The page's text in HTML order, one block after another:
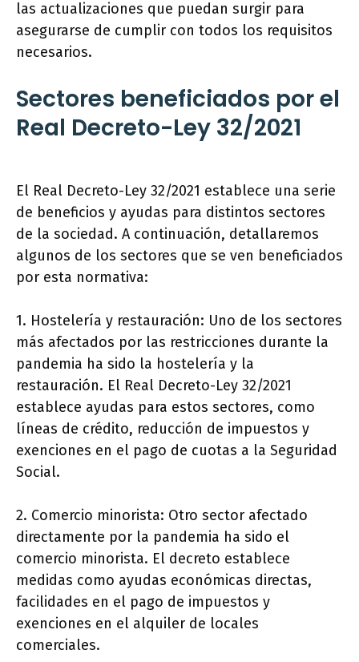
las actualizaciones que puedan surgir para
asegurarse de cumplir con todos los requisitos
necesarios.
Sectores beneficiados por el
Real Decreto-Ley 32/2021
El Real Decreto-Ley 32/2021 establece una serie
de beneficios y ayudas para distintos sectores
de la sociedad. A continuación, detallaremos
algunos de los sectores que se ven beneficiados
por esta normativa:
1. Hostelería y restauración: Uno de los sectores
más afectados por las restricciones durante la
pandemia ha sido la hostelería y la
restauración. El Real Decreto-Ley 32/2021
establece ayudas para estos sectores, como
líneas de crédito, reducción de impuestos y
exenciones en el pago de cuotas a la Seguridad
Social.
2. Comercio minorista: Otro sector afectado
directamente por la pandemia ha sido el
comercio minorista. El decreto establece
medidas como ayudas económicas directas,
facilidades en el pago de impuestos y
exenciones en el alquiler de locales
comerciales.